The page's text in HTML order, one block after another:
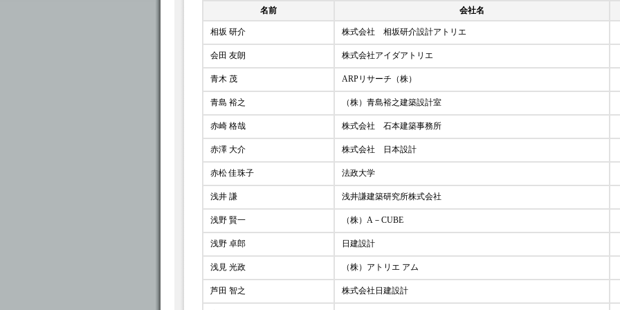
名前 会社名
相坂 研介 株式会社 相坂研介設計アトリエ
会田 友朗 株式会社アイダアトリエ
青木 茂 ARPリサーチ（株）
青島 裕之 （株）青島裕之建築設計室
赤崎 格哉 株式会社 石本建築事務所
赤澤 大介 株式会社 日本設計
赤松 佳珠子 法政大学
浅井 謙 浅井謙建築研究所株式会社
浅野 賢一 （株）A－CUBE
浅野 卓郎 日建設計
浅見 光政 （株）アトリエ アム
芦田 智之 株式会社日建設計